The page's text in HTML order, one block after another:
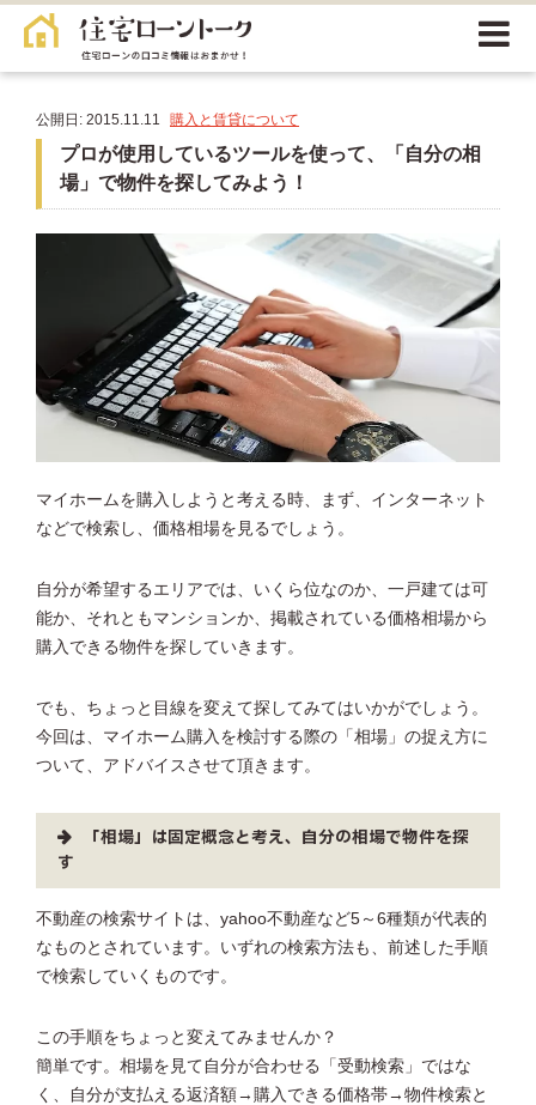
公開日: 2015.11.11 購入と賃貸について
プロが使用しているツールを使って、「自分の相
場」で物件を探してみよう！
マイホームを購入しようと考える時、まず、インターネット
などで検索し、価格相場を見るでしょう。
自分が希望するエリアでは、いくら位なのか、一戸建ては可
能か、それともマンションか、掲載されている価格相場から
購入できる物件を探していきます。
でも、ちょっと目線を変えて探してみてはいかがでしょう。
今回は、マイホーム購入を検討する際の「相場」の捉え方に
ついて、アドバイスさせて頂きます。
「相場」は固定概念と考え、自分の相場で物件を探
す
不動産の検索サイトは、yahoo不動産など5～6種類が代表的
なものとされています。いずれの検索方法も、前述した手順
で検索していくものです。
この手順をちょっと変えてみませんか？
簡単です。相場を見て自分が合わせる「受動検索」ではな
く、自分が支払える返済額→購入できる価格帯→物件検索と